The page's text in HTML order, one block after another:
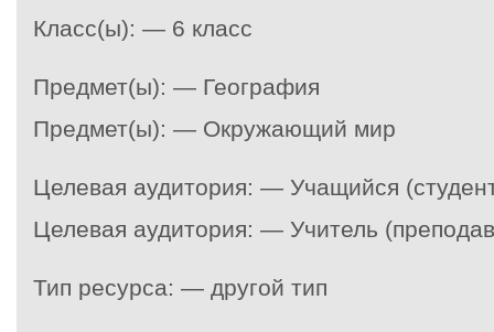
Класс(ы): — 6 класс
Предмет(ы): — География
Предмет(ы): — Окружающий мир
Целевая аудитория: — Учащийся
Целевая аудитория: — Учитель
Тип ресурса: — другой тип